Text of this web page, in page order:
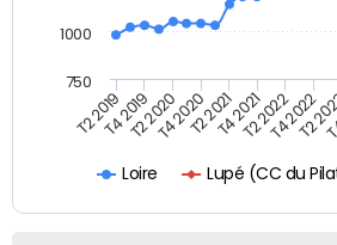
Loire Lupé (CC du
T2 2019T4 2019T2 2020T4 2020T2 2021T4 2021T2 2022T4 2022
T2
750
1000